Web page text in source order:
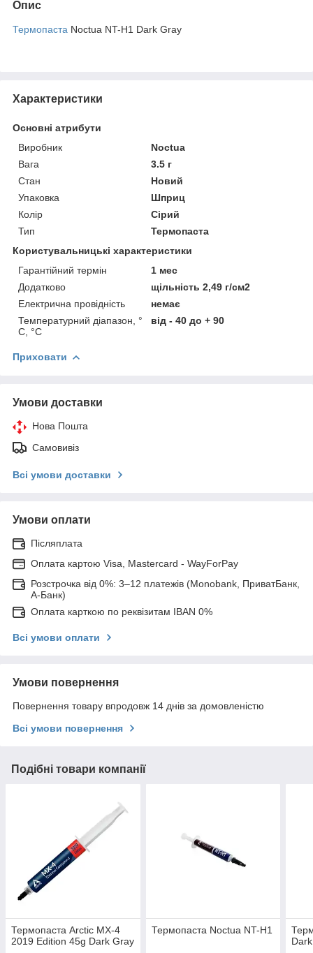
Опис
Термопаста Noctua NT-H1 Dark Gray
Характеристики
Основні атрибути
Виробник
Noctua
Вага
3.5 г
Стан
Новий
Упаковка
Шприц
Колір
Сірий
Тип
Термопаста
Користувальницькі характеристики
Гарантійний термін
1 мес
Додатково
щільність 2,49 г/см2
Електрична провідність
немає
Температурний діапазон, °
С, °С
від - 40 до + 90
Приховати
Умови доставки
Нова Пошта
Самовивіз
Всі умови доставки
Умови оплати
Післяплата
Оплата картою Visa, Mastercard - WayForPay
Розстрочка від 0%: 3–12 платежів (Monobank, ПриватБанк,
А-Банк)
Оплата карткою по реквізитам IBAN 0%
Всі умови оплати
Умови повернення
Повернення товару впродовж 14 днів за домовленістю
Всі умови повернення
Подібні товари компанії
Термопаста Arctic MX-4
2019 Edition 45g Dark Gray
Термопаста Noctua NT-H1